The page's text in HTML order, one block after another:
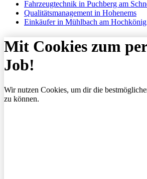
Fahrzeugtechnik in Puchberg am
Qualitätsmanagement in Hohenems
Einkäufer in Mühlbach am Hochkönig
Mit Cookies zum
Job!
Wir nutzen Cookies, um dir die
zu können.